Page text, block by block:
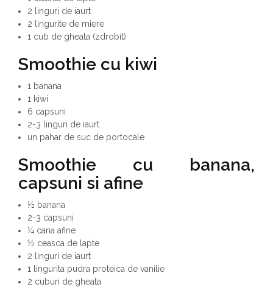
2 linguri de iaurt
2 lingurite de miere
1 cub de gheata (zdrobit)
Smoothie cu kiwi
1 banana
1 kiwi
6 capsuni
2-3 linguri de iaurt
un pahar de suc de portocale
Smoothie cu banana,
capsuni si afine
½ banana
2-3 capsuni
¼ cana afine
½ ceasca de lapte
2 linguri de iaurt
1 lingurita pudra proteica de vanilie
2 cuburi de gheata